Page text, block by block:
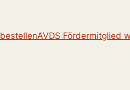
AVDS Fördermitglied